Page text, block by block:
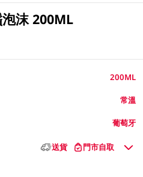
沫 200ML
200ML
常溫
葡萄牙
送貨 門市自取